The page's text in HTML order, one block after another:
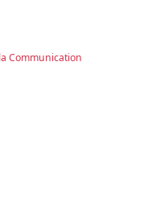
Communication